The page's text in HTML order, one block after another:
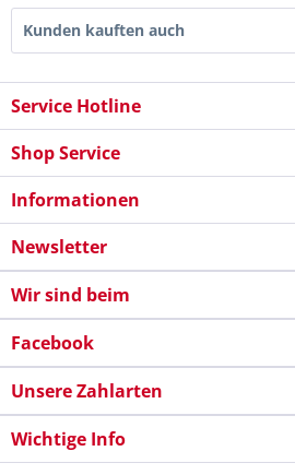
Kunden kauften auch
Service Hotline
Shop Service
Informationen
Newsletter
Wir sind beim
Facebook
Unsere Zahlarten
Wichtige Info